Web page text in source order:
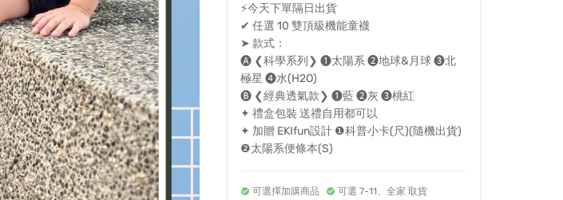
⚡今天下單隔日出貨
✔︎ 任選 10 雙頂級機能童襪
➤ 款式：
🅐 ❮科學系列❯ ❶太陽系 ❷地球&月球 ❸北
極星 ❹水(H2O)
🅑 ❮經典透氣款❯ ❶藍 ❷灰 ❸桃紅
✦ 禮盒包裝 送禮自用都可以
✦ 加贈 EKIfun設計 ❶科普小卡(尺)(隨機出貨)
❷太陽系便條本(S)
可選擇加購商品
可選 7-11、全家 取貨